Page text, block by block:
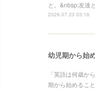
と。&nbsp;友達
2026.07.23 03:16
幼児期から始
「英語は何歳
期から始めるこ